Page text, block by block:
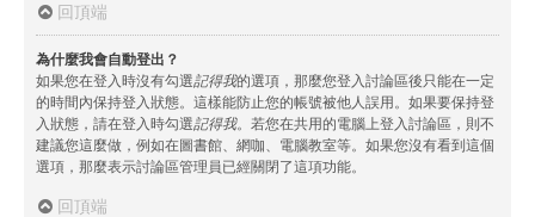
回頂端
為什麼我會自動登出？
如果您在登入時沒有勾選記得我的選項，那麼您登入討論區後只能在一定
的時間內保持登入狀態。這樣能防止您的帳號被他人誤用。如果要保持登
入狀態，請在登入時勾選記得我。若您在共用的電腦上登入討論區，則不
建議您這麼做，例如在圖書館、網咖、電腦教室等。如果您沒有看到這個
選項，那麼表示討論區管理員已經關閉了這項功能。
回頂端